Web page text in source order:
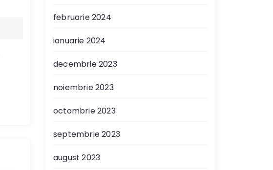
februarie 2024
ianuarie 2024
decembrie 2023
noiembrie 2023
octombrie 2023
septembrie 2023
august 2023